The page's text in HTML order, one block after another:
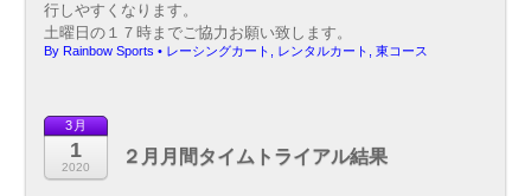
行しやすくなります。
土曜日の１７時までご協力お願い致します。
By Rainbow Sports • レーシングカート レンタルカート ,東コース
3月
1
2020
２月月間タイムトライアル結果